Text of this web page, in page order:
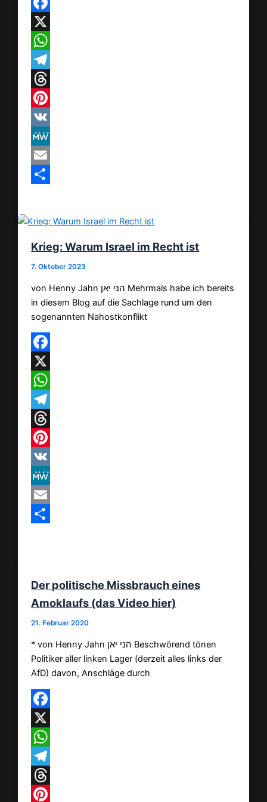
Facebook
X
WhatsApp
Telegram
Threads
Pinterest
VK
MeWe
Email
Krieg: Warum Israel im Recht ist
7. Oktober 2023
von Henny Jahn הני יאן Mehrmals habe ich bereits
in diesem Blog auf die Sachlage rund um den
sogenannten Nahostkonflikt
Facebook
X
WhatsApp
Telegram
Threads
Pinterest
VK
MeWe
Email
Der politische Missbrauch eines
Amoklaufs (das Video hier)
21. Februar 2020
* von Henny Jahn הני יאן Beschwörend tönen
Politiker aller linken Lager (derzeit alles links der
AfD) davon, Anschläge durch
Facebook
X
WhatsApp
Telegram
Threads